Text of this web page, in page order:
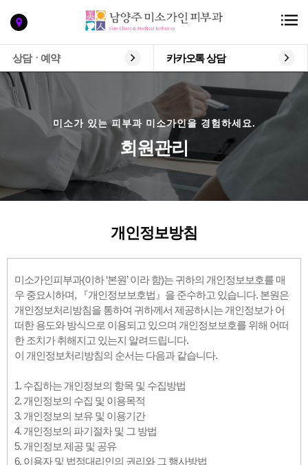
상담ㆍ예약 카카오톡 상담
미소가 있는 피부과 미소가인을 경험하세요.
회원관리
개인정보방침
미소가인피부과(이하 ‘본원’ 이라 함)는 귀하의 개인정보보호를 매
우 중요시하며, 『개인정보보호법』을 준수하고 있습니다. 본원은
개인정보처리방침을 통하여 귀하께서 제공하시는 개인정보가 어
떠한 용도와 방식으로 이용되고 있으며 개인정보보호를 위해 어떠
한 조치가 취해지고 있는지 알려드립니다.
이 개인정보처리방침의 순서는 다음과 같습니다.
1. 수집하는 개인정보의 항목 및 수집방법
2. 개인정보의 수집 및 이용목적
3. 개인정보의 보유 및 이용기간
4. 개인정보의 파기절차 및 그 방법
5. 개인정보 제공 및 공유
6. 이용자 및 법정대리인의 권리와 그 행사방법